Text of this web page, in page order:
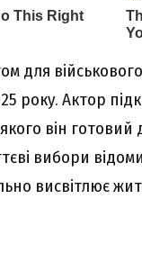
для
року. Актор
він готовий
вибори
висвітлює